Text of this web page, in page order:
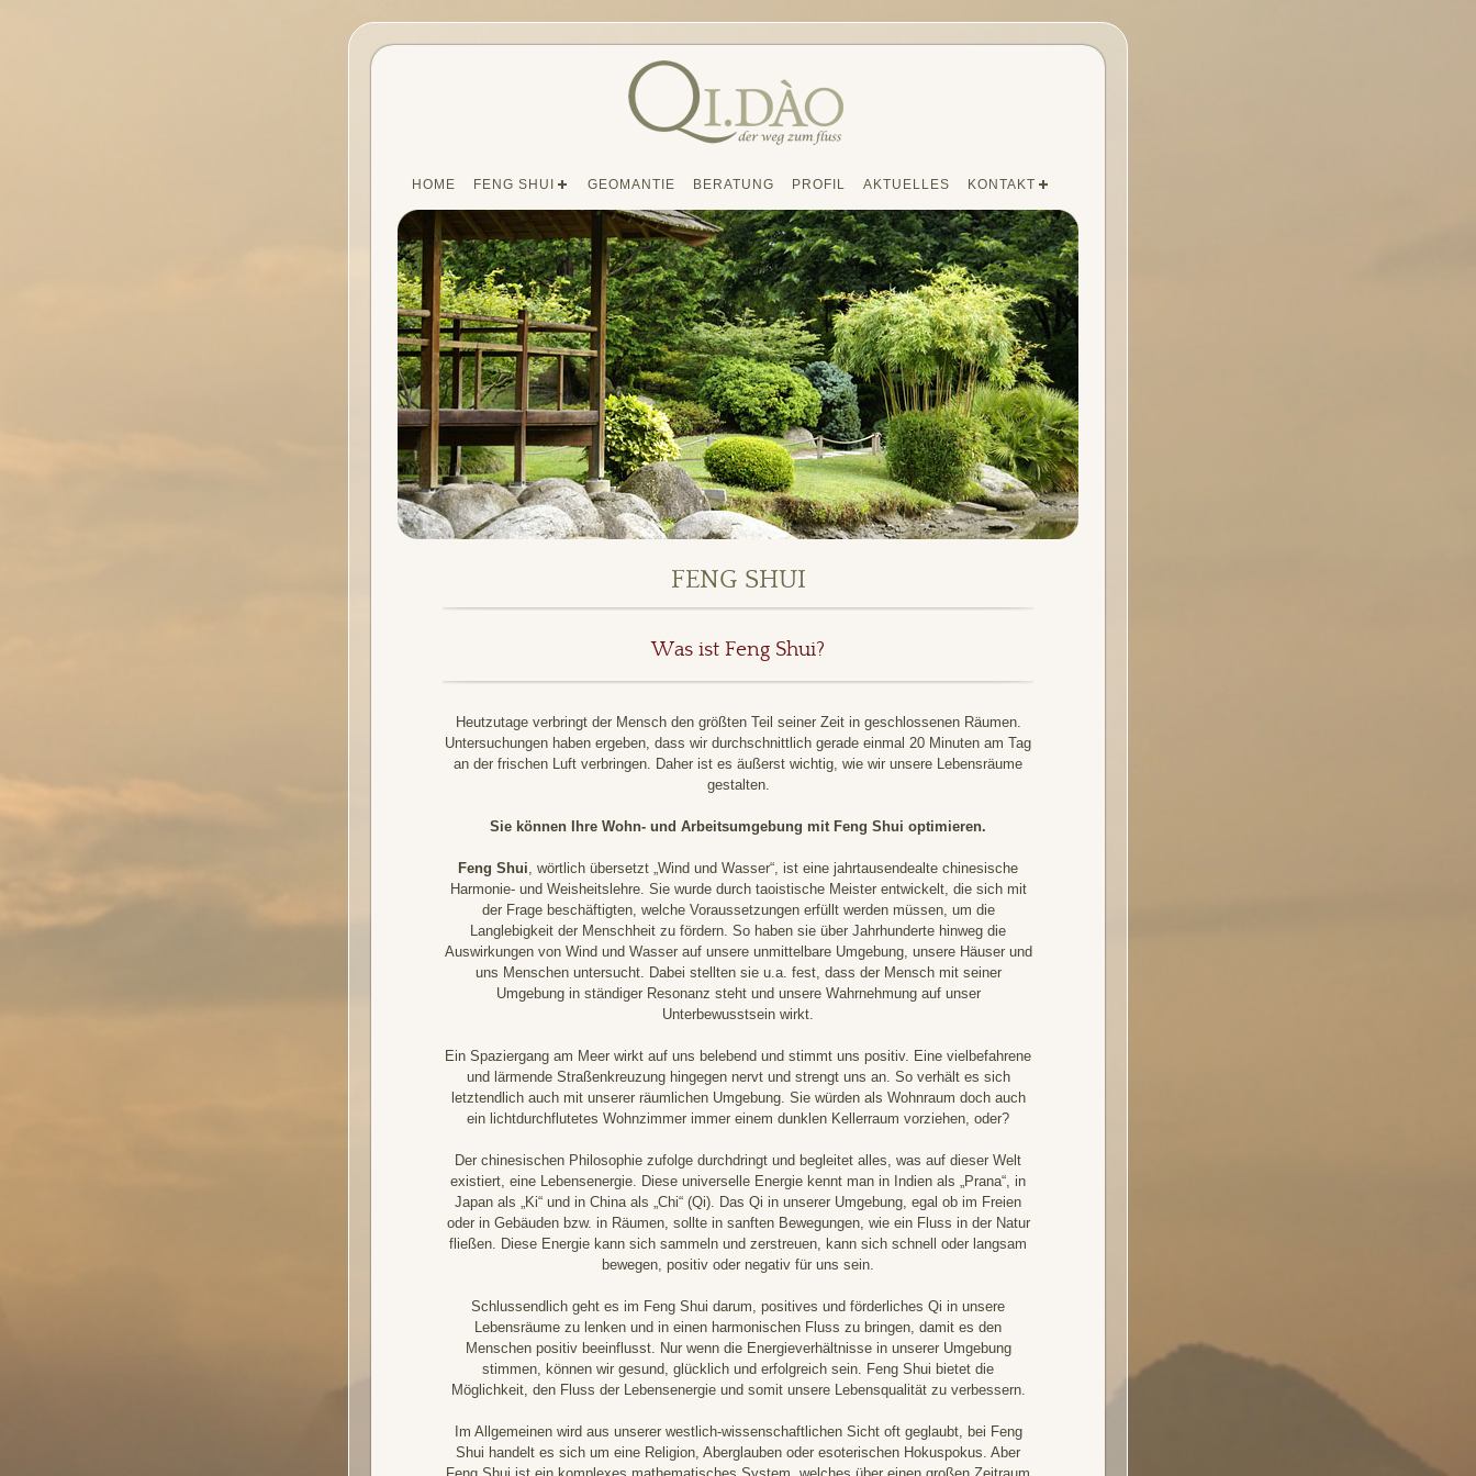
HOME FENG SHUI GEOMANTIE BERATUNG PROFIL AKTUELLES KONTAKT
FENG SHUI
Was ist Feng Shui?
Heutzutage verbringt der Mensch den größten Teil seiner Zeit in geschlossenen Räumen.
Untersuchungen haben ergeben, dass wir durchschnittlich gerade einmal 20 Minuten am Tag
an der frischen Luft verbringen. Daher ist es äußerst wichtig, wie wir unsere Lebensräume
gestalten.
Sie können Ihre Wohn- und Arbeitsumgebung mit Feng Shui optimieren.
Feng Shui , wörtlich übersetzt „Wind und Wasser“, ist eine jahrtausendealte chinesische
Harmonie- und Weisheitslehre. Sie wurde durch taoistische Meister entwickelt, die sich mit
der Frage beschäftigten, welche Voraussetzungen erfüllt werden müssen, um die
Langlebigkeit der Menschheit zu fördern. So haben sie über Jahrhunderte hinweg die
Auswirkungen von Wind und Wasser auf unsere unmittelbare Umgebung, unsere Häuser und
uns Menschen untersucht. Dabei stellten sie u.a. fest, dass der Mensch mit seiner
Umgebung in ständiger Resonanz steht und unsere Wahrnehmung auf unser
Unterbewusstsein wirkt.
Ein Spaziergang am Meer wirkt auf uns belebend und stimmt uns positiv. Eine vielbefahrene
und lärmende Straßenkreuzung hingegen nervt und strengt uns an. So verhält es sich
letztendlich auch mit unserer räumlichen Umgebung. Sie würden als Wohnraum doch auch
ein lichtdurchflutetes Wohnzimmer immer einem dunklen Kellerraum vorziehen, oder?
Der chinesischen Philosophie zufolge durchdringt und begleitet alles, was auf dieser Welt
existiert, eine Lebensenergie. Diese universelle Energie kennt man in Indien als „Prana“, in
Japan als „Ki“ und in China als „Chi“ (Qi). Das Qi in unserer Umgebung, egal ob im Freien
oder in Gebäuden bzw. in Räumen, sollte in sanften Bewegungen, wie ein Fluss in der Natur
fließen. Diese Energie kann sich sammeln und zerstreuen, kann sich schnell oder langsam
bewegen, positiv oder negativ für uns sein.
Schlussendlich geht es im Feng Shui darum, positives und förderliches Qi in unsere
Lebensräume zu lenken und in einen harmonischen Fluss zu bringen, damit es den
Menschen positiv beeinflusst. Nur wenn die Energieverhältnisse in unserer Umgebung
stimmen, können wir gesund, glücklich und erfolgreich sein. Feng Shui bietet die
Möglichkeit, den Fluss der Lebensenergie und somit unsere Lebensqualität zu verbessern.
Im Allgemeinen wird aus unserer westlich-wissenschaftlichen Sicht oft geglaubt, bei Feng
Shui handelt es sich um eine Religion, Aberglauben oder esoterischen Hokuspokus. Aber